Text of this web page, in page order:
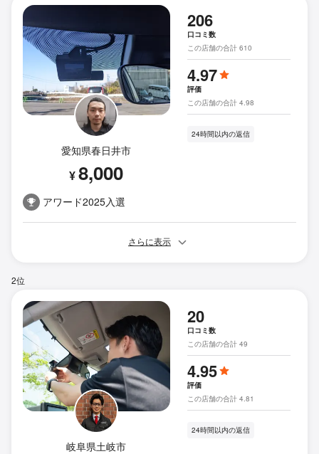
愛知県春日井市
¥8,000
アワード2025入選
206
口コミ数
この店舗の合計 610
4.97
評価
この店舗の合計 4.98
24時間以内の返信
さらに表示
2位
岐阜県土岐市
20
口コミ数
この店舗の合計 49
4.95
評価
この店舗の合計 4.81
24時間以内の返信